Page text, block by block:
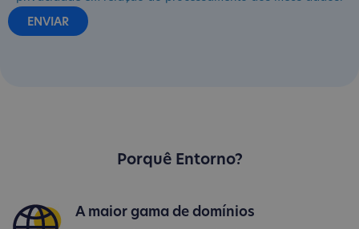
Porquê Entorno?
A maior gama de domínios